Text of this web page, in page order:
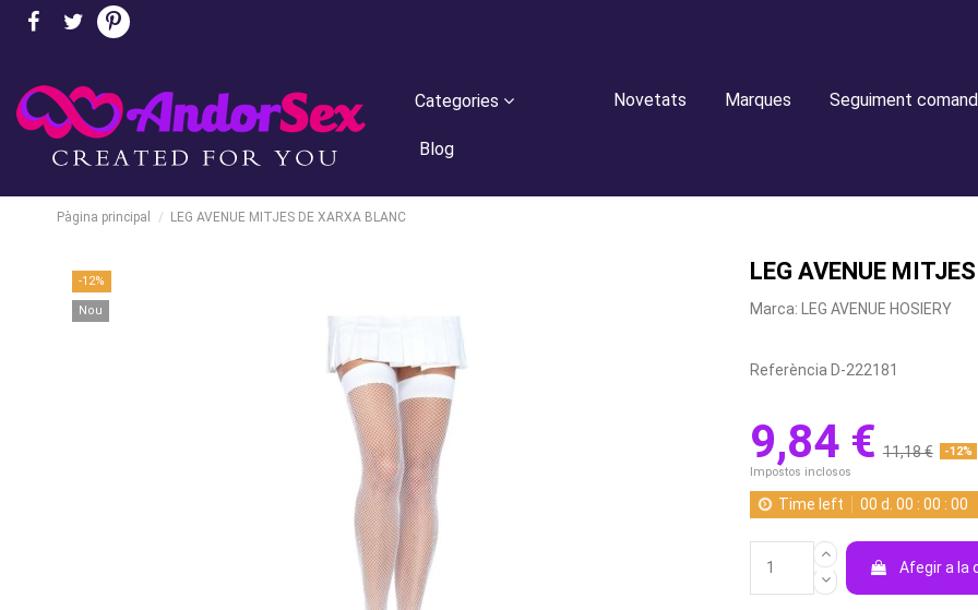
Categories Novetats Marques Seguiment
Blog
Pàgina principal LEG AVENUE MITJES DE XARXA BLANC
-12%
Nou
LEG AVENUE
Marca: LEG AVENUE HOSIERY
Referència D-222181
9,84 € 11,18 €
-12%
Impostos inclosos
Time left 00 d. 00 :00 :00
Afegir a la